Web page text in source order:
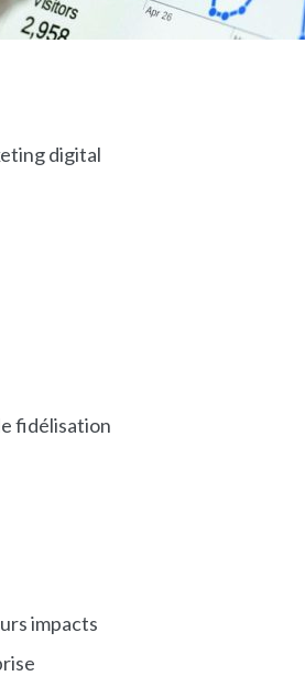
digital
fidélisation
impacts